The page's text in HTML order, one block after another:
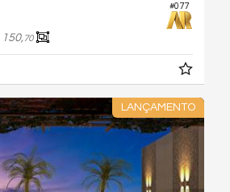
#077
150,70
LANÇAMENTO